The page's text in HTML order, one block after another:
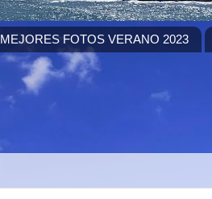
MEJORES FOTOS VERANO 2023